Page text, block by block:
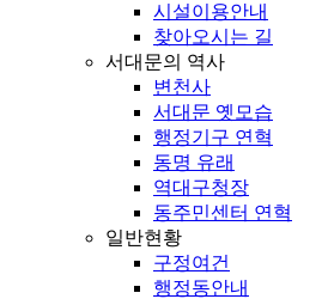
시설이용안내
찾아오시는 길
서대문의 역사
변천사
서대문 옛모습
행정기구 연혁
동명 유래
역대구청장
동주민센터 연혁
일반현황
구정여건
행정동안내